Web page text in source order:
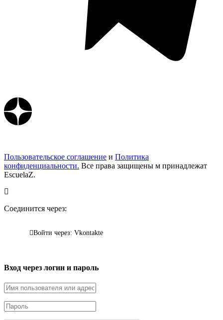
Пользовательское соглашение и Политика
конфиденциальности. Все права защищены м принадлежат
EscuelaZ.
Соединится через:
Войти через: Vkontakte
Вход через логин и пароль